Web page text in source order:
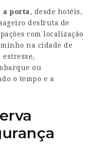
a porta, desde hotéis,
desfruta de
com localização
na cidade de
estresse,
ou
o tempo e a